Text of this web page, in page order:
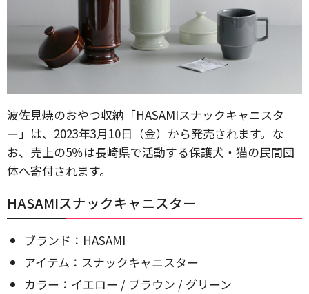
波佐見焼のおやつ収納「HASAMIスナックキャニスタ
ー」は、2023年3月10日（金）から発売されます。な
お、売上の5％は長崎県で活動する保護犬・猫の民間団
体へ寄付されます。
HASAMIスナックキャニスター
ブランド：HASAMI
アイテム：スナックキャニスター
カラー：イエロー / ブラウン / グリーン